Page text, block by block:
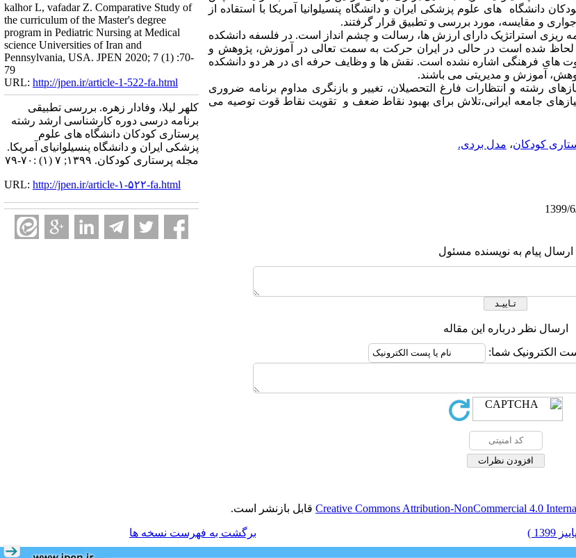
دانشگاه های علوم پزشکی ایران و دانشگاه پنسیلوانیا آمریکا با استقاده از
و مقایسه، مورد بررسی و تطبیق قرار گرفتند.
ریزی استراتژیک دارای ارزش ها، رسالت و چشم انداز است. در فلسفه دانشکده
لحاظ شده است در حالی در ایران حرکت به سمت تعالی در آموزش، پژوهش و
های فرهنگی اشاره نشده است. نقش ها و وظایف حرفه ای در هر دو دانشکده
آموزش و مدیریتی می باشند.
رشته و انتظارات فارغ التحصیلان، تغییر و بازنگری مداوم برنامه ضروری
جامعه ایرانی،تلاش برای بهبود نقاط ضعف و تقویت نقاط قوت توصیه می
کودکان، مدل بردی.
ارسال پیام به نویسنده مسئول
ارسال نظر درباره این مقاله
الکترونیک شما:
kalhor L, vafadar Z. Comparative Study of
the curriculum of the Master's degree
program in Pediatric Nursing at Medical
science Universities of Iran and
Pennsylvania, USA. JPEN 2020; 7 (1) :70-
79
URL: http://jpen.ir/article-1-522-fa.html
کلهر لیلا، وفادار زهره. بررسی تطبیقی
برنامه درسی دوره کارشناسی ارشد رشته
پرستاری کودکان دانشگاه های علوم
پزشکی ایران و دانشگاه پنسیلوانیای آمریکا.
مجله پرستاری کودکان. ۱۳۹۹; ۷ (۱) :۷۰-۷۹
URL: http://jpen.ir/article-۱-۵۲۲-fa.html
Creative Commons Attribution-NonCommercial 4.0 قابل بازنشر است.
برگشت به فهرست نسخه ها